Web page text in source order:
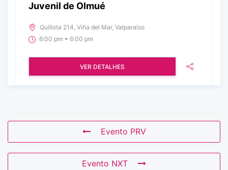
Juvenil de Olmué
Quillota 214, Viña del Mar, Valparaíso
6:00 pm - 6:00 pm
VER DETALHES
Evento PRV
Evento NXT